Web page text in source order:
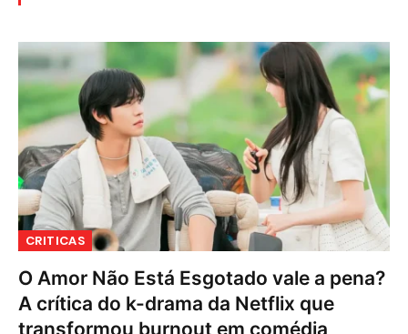
CRITICAS
O Amor Não Está Esgotado vale a pena?
A crítica do k-drama da Netflix que
transformou burnout em comédia